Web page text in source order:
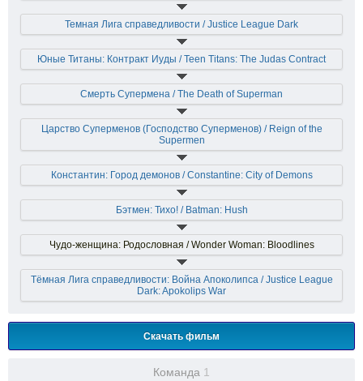
Темная Лига справедливости / Justice League Dark
Юные Титаны: Контракт Иуды / Teen Titans: The Judas Contract
Смерть Супермена / The Death of Superman
Царство Суперменов (Господство Суперменов) / Reign of the
Supermen
Константин: Город демонов / Constantine: City of Demons
Бэтмен: Тихо! / Batman: Hush
Чудо-женщина: Родословная / Wonder Woman: Bloodlines
Тёмная Лига справедливости: Война Апоколипса / Justice League
Dark: Apokolips War
Скачать фильм
Команда 1